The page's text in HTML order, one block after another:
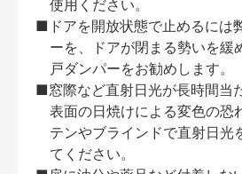
使用ください。
■ドアを開放状態で止めるには
ーを、ドアが閉まる勢いを緩
戸ダンパーをお勧めします。
■窓際など直射日光が長時間当
表面の日焼けによる変色の恐
テンやブラインドで直射日光
てください。